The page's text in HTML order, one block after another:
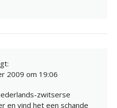
2009 om 19:06
zwitserse
en vind het een schande